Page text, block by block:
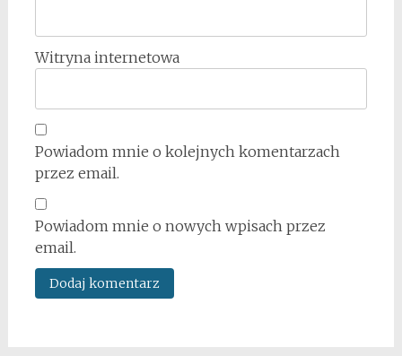
Witryna internetowa
Powiadom mnie o kolejnych komentarzach
przez email.
Powiadom mnie o nowych wpisach przez
email.